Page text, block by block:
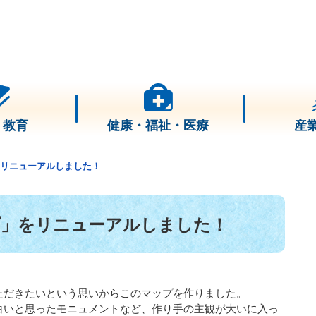
育 健康・福祉・医療 産
ニューアルしました！
をリニューアルしました！
きたいという思いからこのマップを作りました。
と思ったモニュメントなど、作り手の主観が大いに入っ